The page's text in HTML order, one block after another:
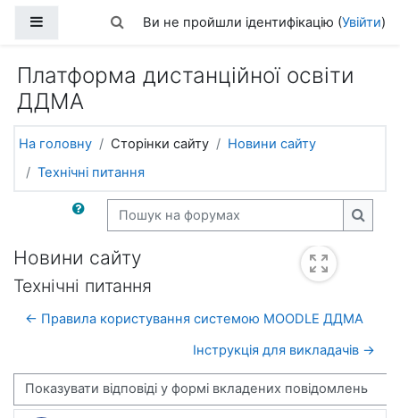
Бокова панельПереключити введення пошуку
Ви не пройшли ідентифікацію (Увійти)
Платформа дистанційної освіти
ДДМА
На головну Сторінки сайту
Новини сайту
Технічні питання
Пошук на форумах
Новини сайту
Технічні питання
← Правила користування системою MOODLE ДДМА
Інструкція для викладачів →
Тип показу